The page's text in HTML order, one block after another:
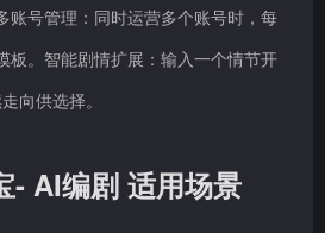
账号管理：同时运营多个账号时，每
板。智能剧情扩展：输入一个情节开
向供选择。
- AI编剧 适用场景